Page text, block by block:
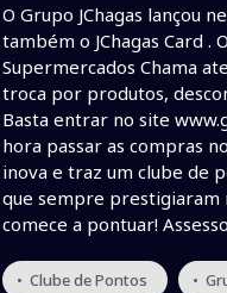
O Grupo JChagas lançou
também o JChagas Card .
Supermercados Chama
troca por produtos,
Basta entrar no site
hora passar as compras
inova e traz um clube de
que sempre prestigiaram
comece a pontuar!
• Clube de Pontos •